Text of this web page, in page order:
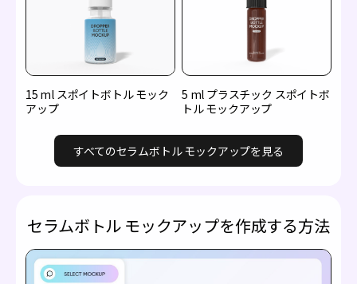
15 ml スポイトボトル モック
アップ
5 ml プラスチック スポイトボ
トル モックアップ
すべてのセラムボトル モックアップを見る
セラムボトル モックアップを作成する方法